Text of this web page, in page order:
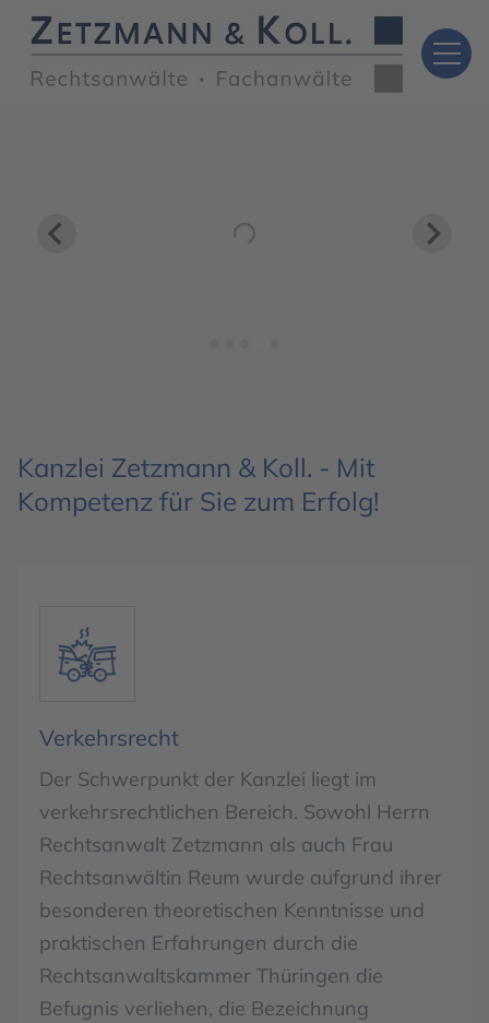
Kanzlei Zetzmann & Koll. - Mit
Kompetenz für Sie zum Erfolg!
Verkehrsrecht
Der Schwerpunkt der Kanzlei liegt im
verkehrsrechtlichen Bereich. Sowohl Herrn
Rechtsanwalt Zetzmann als auch Frau
Rechtsanwältin Reum wurde aufgrund ihrer
besonderen theoretischen Kenntnisse und
praktischen Erfahrungen durch die
Rechtsanwaltskammer Thüringen die
Befugnis verliehen, die Bezeichnung